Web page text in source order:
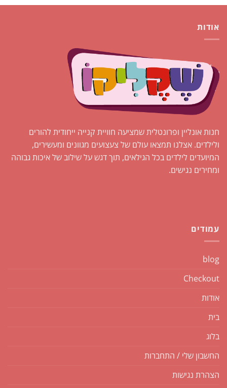
אודות
חנות אונליין ופרונטלית שמציעה חוויית קנייה ייחודית להורים
ולילדים. אצלנו תמצאו עולם של צעצועים מגוונים ומעשירים,
המיועדים לילדים בכל הגילאים, תוך דגש על שילוב של איכות גבוהה
ומחירים נגישים.
עמודים
blog
Checkout
אודות
בית
בלוג
החשבון שלי / התחברות
הצהרת נגישות